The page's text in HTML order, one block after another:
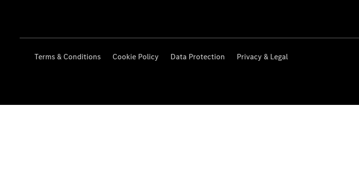
Terms & Conditions Cookie Policy Data Protection Privacy & Legal